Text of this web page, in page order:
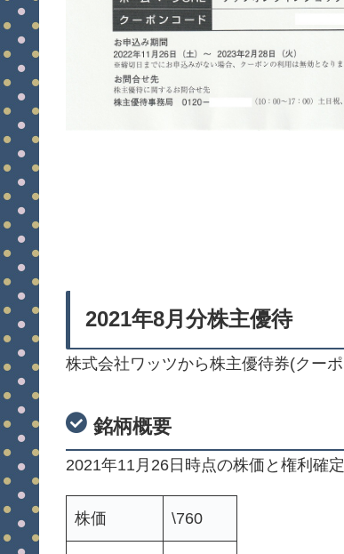
2021年8月分株主優待
株式会社ワッツから株主優待券(クー
銘柄概要
2021年11月26日時点の株価と権利確
株価 \760